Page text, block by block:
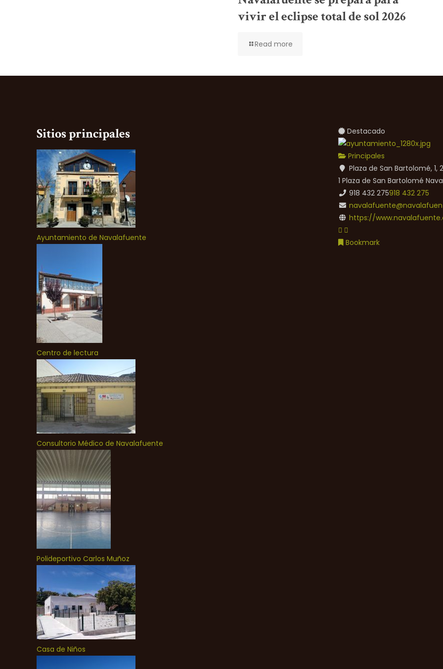
vivir el eclipse total de sol 2026
Read more
Sitios principales
Ayuntamiento de Navalafuente
Centro de lectura
Consultorio Médico de Navalafuente
Polideportivo Carlos Muñoz
Casa de Niños
Destacado
Principales
Plaza de San Bartolomé,
1 Plaza de San Bartolomé
918 432 275918 432 275
https://
Bookmark